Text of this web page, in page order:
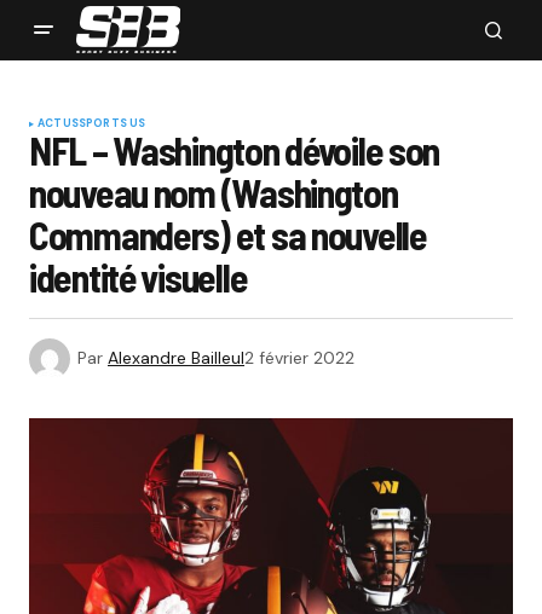
ACTUSSPORTS US
NFL – Washington dévoile son
nouveau nom (Washington
Commanders) et sa nouvelle
identité visuelle
Par Alexandre Bailleul2 février 2022